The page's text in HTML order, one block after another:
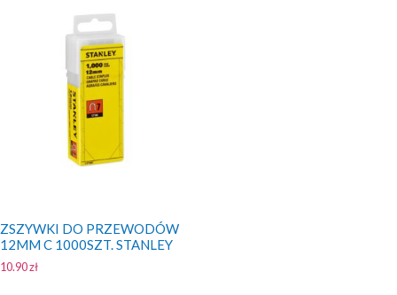
ZSZYWKI DO PRZEWODÓW
12MM C 1000SZT. STANLEY
10.90zł